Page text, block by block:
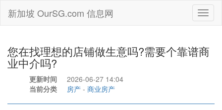
新加坡 OurSG.com 信息网
您在找理想的店铺做生意吗?需要个靠谱商
业中介吗?
更新时间
2026-06-27 14:04
当前分类
房产 - 商业房产